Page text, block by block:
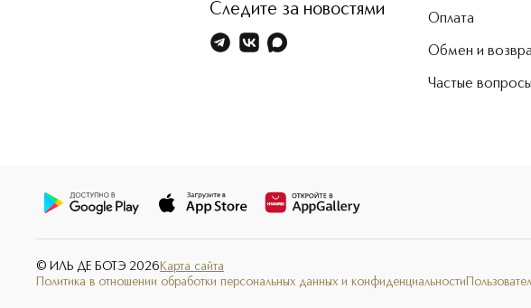
Следите за новостями Оплата
Обмен и
Частые вопросы
© ИЛЬ ДЕ БОТЭ 2026 Карта сайта
Политика в отношении обработки персональных данных и конфиденциальности